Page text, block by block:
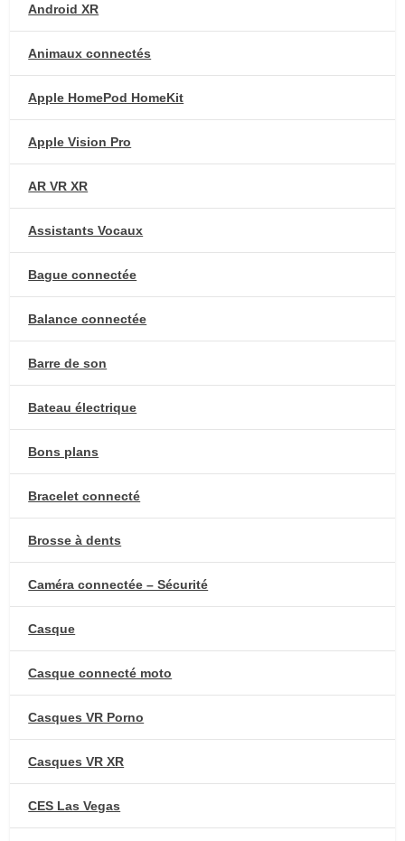
Android XR
Animaux connectés
Apple HomePod HomeKit
Apple Vision Pro
AR VR XR
Assistants Vocaux
Bague connectée
Balance connectée
Barre de son
Bateau électrique
Bons plans
Bracelet connecté
Brosse à dents
Caméra connectée – Sécurité
Casque
Casque connecté moto
Casques VR Porno
Casques VR XR
CES Las Vegas